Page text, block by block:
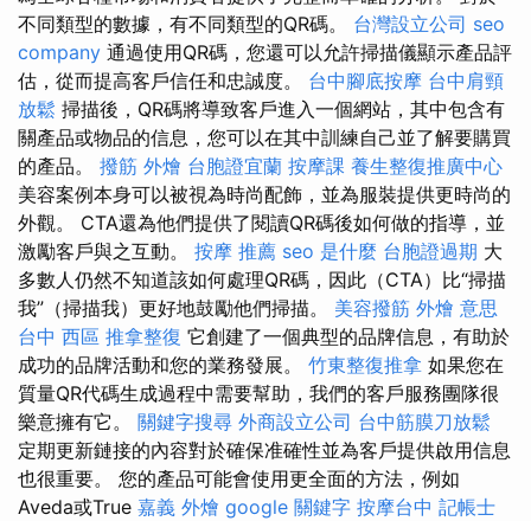
不同類型的數據，有不同類型的QR碼。 台灣設立公司 seo
company 通過使用QR碼，您還可以允許掃描儀顯示產品評
估，從而提高客戶信任和忠誠度。 台中腳底按摩 台中肩頸
放鬆 掃描後，QR碼將導致客戶進入一個網站，其中包含有
關產品或物品的信息，您可以在其中訓練自己並了解要購買
的產品。 撥筋 外燴 台胞證宜蘭 按摩課 養生整復推廣中心
美容案例本身可以被視為時尚配飾，並為服裝提供更時尚的
外觀。 CTA還為他們提供了閱讀QR碼後如何做的指導，並
激勵客戶與之互動。 按摩 推薦 seo 是什麼 台胞證過期 大
多數人仍然不知道該如何處理QR碼，因此（CTA）比“掃描
我”（掃描我）更好地鼓勵他們掃描。 美容撥筋 外燴 意思
台中 西區 推拿整復 它創建了一個典型的品牌信息，有助於
成功的品牌活動和您的業務發展。 竹東整復推拿 如果您在
質量QR代碼生成過程中需要幫助，我們的客戶服務團隊很
樂意擁有它。 關鍵字搜尋 外商設立公司 台中筋膜刀放鬆
定期更新鏈接的內容對於確保准確性並為客戶提供啟用信息
也很重要。 您的產品可能會使用更全面的方法，例如
Aveda或True 嘉義 外燴 google 關鍵字 按摩台中 記帳士